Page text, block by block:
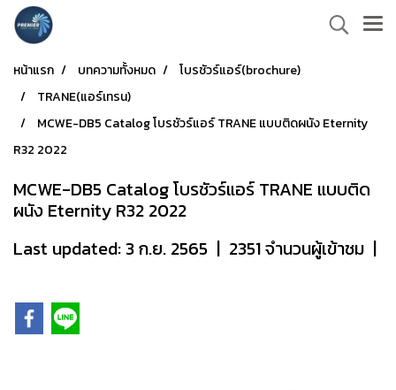
หน้าแรก บทความทั้งหมด
โบรชัวร์แอร์(brochure)
TRANE(แอร์เทรน)
MCWE-DB5 Catalog โบรชัวร์แอร์ TRANE แบบติดผนัง Eternity
R32 2022
MCWE-DB5 Catalog โบรชัวร์แอร์ TRANE แบบติด
ผนัง Eternity R32 2022
Last updated: 3 ก.ย. 2565 | 2351 จำนวนผู้เข้าชม |